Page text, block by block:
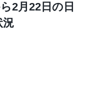
2月22日の日
況